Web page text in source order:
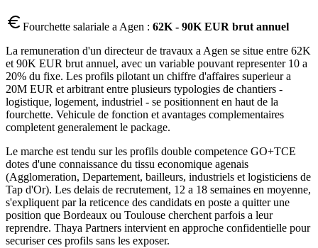
Fourchette salariale a Agen : 62K - 90K EUR brut annuel
La remuneration d'un directeur de travaux a Agen se situe entre 62K
et 90K EUR brut annuel, avec un variable pouvant representer 10 a
20% du fixe. Les profils pilotant un chiffre d'affaires superieur a
20M EUR et arbitrant entre plusieurs typologies de chantiers -
logistique, logement, industriel - se positionnent en haut de la
fourchette. Vehicule de fonction et avantages complementaires
completent generalement le package.
Le marche est tendu sur les profils double competence GO+TCE
dotes d'une connaissance du tissu economique agenais
(Agglomeration, Departement, bailleurs, industriels et logisticiens de
Tap d'Or). Les delais de recrutement, 12 a 18 semaines en moyenne,
s'expliquent par la reticence des candidats en poste a quitter une
position que Bordeaux ou Toulouse cherchent parfois a leur
reprendre. Thaya Partners intervient en approche confidentielle pour
securiser ces profils sans les exposer.